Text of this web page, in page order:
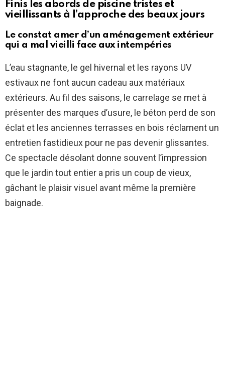
Finis les abords de piscine tristes et
vieillissants à l’approche des beaux jours
Le constat amer d’un aménagement extérieur
qui a mal vieilli face aux intempéries
L’eau stagnante, le gel hivernal et les rayons UV
estivaux ne font aucun cadeau aux matériaux
extérieurs. Au fil des saisons, le carrelage se met à
présenter des marques d’usure, le béton perd de son
éclat et les anciennes terrasses en bois réclament un
entretien fastidieux pour ne pas devenir glissantes.
Ce spectacle désolant donne souvent l’impression
que le jardin tout entier a pris un coup de vieux,
gâchant le plaisir visuel avant même la première
baignade.